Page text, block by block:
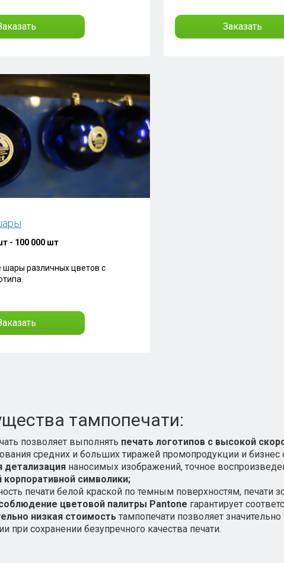
Заказать
- 100 000 шт
шары различных цветов с
тампопечати:
позволяет выполнять печать логотипов с высокой
средних и больших тиражей промопродукции и бизнес
детализация наносимых изображений, точное
корпоративной символики;
печати белой краской по темным поверхностям, печати
цветовой палитры Pantone гарантирует
низкая стоимость тампопечати позволяет
при сохранении безупречного качества печати.